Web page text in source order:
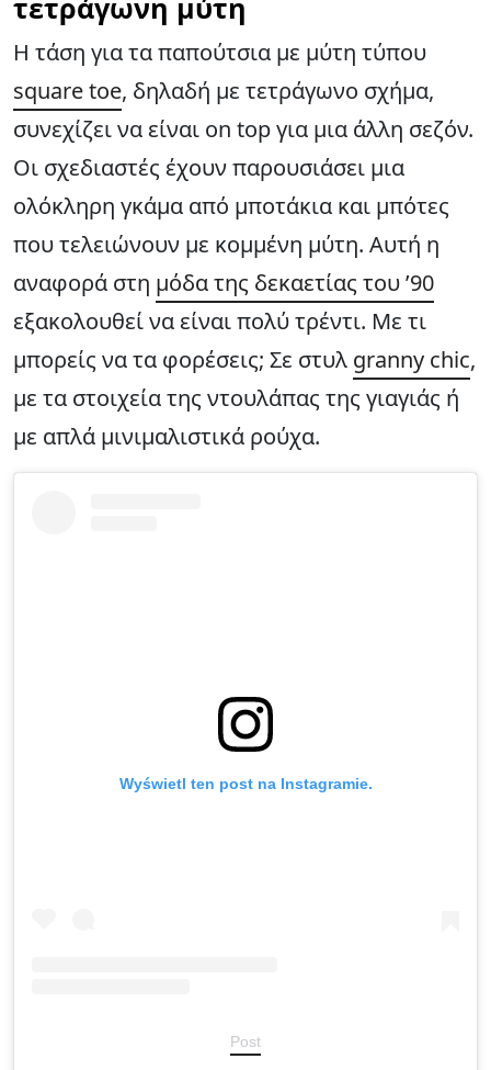
τετράγωνη μύτη
Η τάση για τα παπούτσια με μύτη τύπου
square toe, δηλαδή με τετράγωνο σχήμα,
συνεχίζει να είναι on top για μια άλλη σεζόν.
Οι σχεδιαστές έχουν παρουσιάσει μια
ολόκληρη γκάμα από μποτάκια και μπότες
που τελειώνουν με κομμένη μύτη. Αυτή η
αναφορά στη μόδα της δεκαετίας του ’90
εξακολουθεί να είναι πολύ τρέντι. Με τι
μπορείς να τα φορέσεις; Σε στυλ granny chic,
με τα στοιχεία της ντουλάπας της γιαγιάς ή
με απλά μινιμαλιστικά ρούχα.
Wyświetl ten post na Instagramie.
Post